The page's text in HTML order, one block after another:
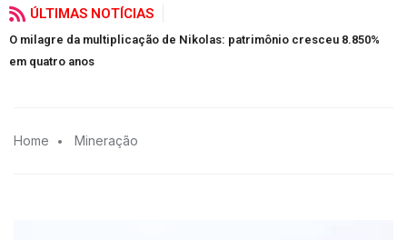
ÚLTIMAS NOTÍCIAS
O milagre da multiplicação de Nikolas: patrimônio cresceu 8.850%
em quatro anos
Home Mineração